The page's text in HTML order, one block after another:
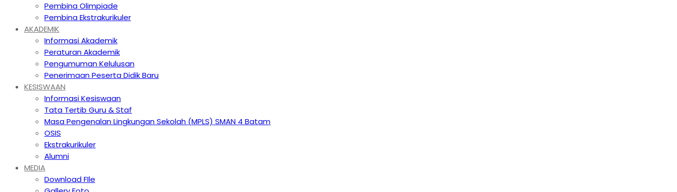
Pembina Olimpiade
Pembina Ekstrakurikuler
AKADEMIK
Informasi Akademik
Peraturan Akademik
Pengumuman Kelulusan
Penerimaan Peserta Didik Baru
KESISWAAN
Informasi Kesiswaan
Tata Tertib Guru & Staf
Masa Pengenalan Lingkungan Sekolah (MPLS) SMAN 4 Batam
OSIS
Ekstrakurikuler
Alumni
MEDIA
Download FIle